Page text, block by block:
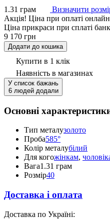
1.31 грам
Визначити
Акцiя! Ціна при оплаті
Ціна прикраси при сплаті
9 170 грн
Додати до кошика
Купити в 1 клік
Наявність в магазинах
У список бажань
6 людей додали
Основні
Тип металузолото
Проба585°
Колір металубілий
Для когожінкам,
Вага1.31 грам
Розмір40
Доставка і оплата
Доставка по Україні: